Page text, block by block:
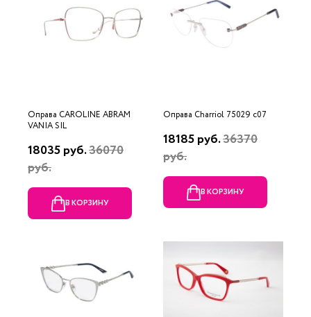
Оправа CAROLINE ABRAM
VANIA SIL
18035 руб.36070
руб.
В КОРЗИНУ
Оправа Charriol 75029 c07
18185 руб.36370
руб.
В КОРЗИНУ